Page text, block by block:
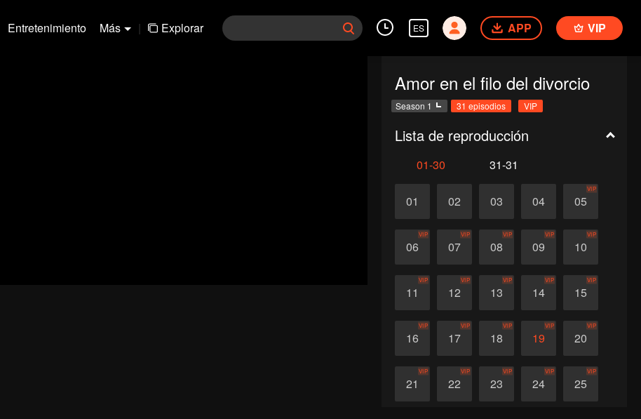
Entretenimiento Más | Explorar ES APP VIP
Amor en el filo del divorcio
Season 1 31 episodios VIP
Lista de reproducción
01-30 31-31
01 02 03 04 05
VIP
06
VIP
07
VIP
08
VIP
09
VIP
10
VIP
11
VIP
12
VIP
13
VIP
14
VIP
15
VIP
16
VIP
17
VIP
18
VIP
19
VIP
20
VIP
21
VIP
22
VIP
23
VIP
24
VIP
25
VIP